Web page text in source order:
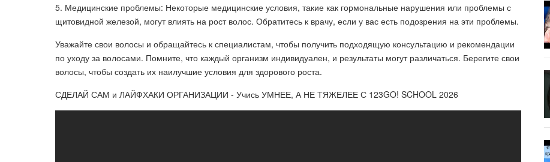
5. Медицинские проблемы: Некоторые медицинские условия, такие как гормональные нарушения или проблемы с
щитовидной железой, могут влиять на рост волос. Обратитесь к врачу, если у вас есть подозрения на эти проблемы.
Уважайте свои волосы и обращайтесь к специалистам, чтобы получить подходящую консультацию и рекомендации
по уходу за волосами. Помните, что каждый организм индивидуален, и результаты могут различаться. Берегите свои
волосы, чтобы создать их наилучшие условия для здорового роста.
СДЕЛАЙ САМ и ЛАЙФХАКИ ОРГАНИЗАЦИИ - Учись УМНЕЕ, А НЕ ТЯЖЕЛЕЕ С 123GO! SCHOOL 2026